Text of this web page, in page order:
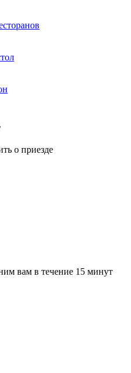
о приезде
вам в течение 15 минут